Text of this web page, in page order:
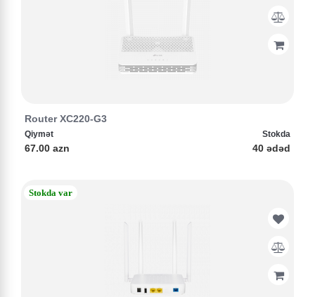
Router XC220-G3
Qiymət
67.00 azn
Stokda
40 ədəd
Stokda var